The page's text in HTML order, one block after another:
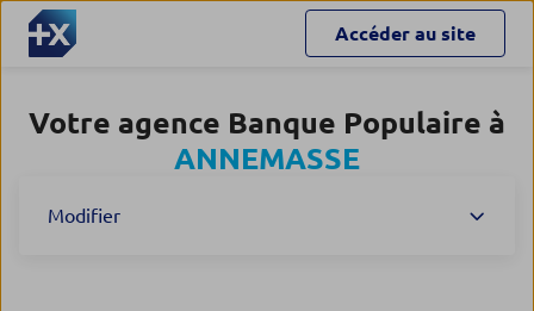
Accéder au site
Votre agence Banque Populaire à
ANNEMASSE
Modifier